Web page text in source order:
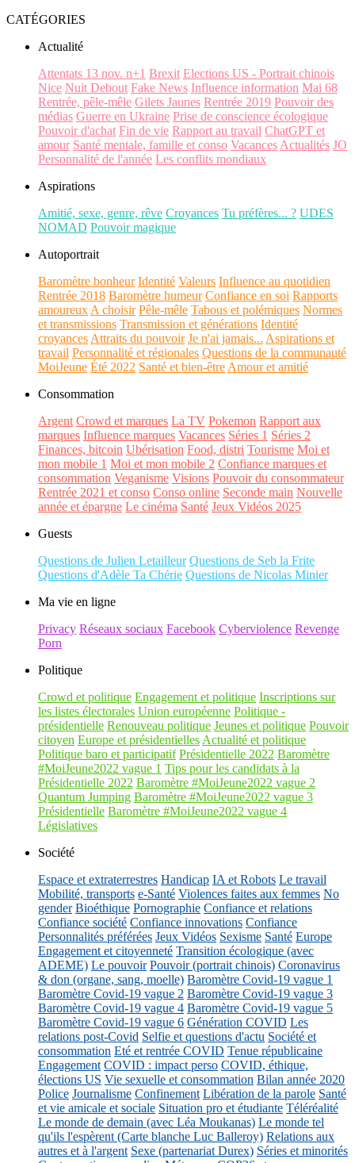
CATÉGORIES
Actualité
Attentats 13 nov. n+1 Brexit Elections US - Portrait chinois
Nice Nuit Debout Fake News Influence information Mai 68
Rentrée, pêle-mêle Gilets Jaunes Rentrée 2019 Pouvoir des
médias Guerre en Ukraine Prise de conscience écologique
Pouvoir d'achat Fin de vie Rapport au travail ChatGPT et
amour Santé mentale, famille et conso Vacances Actualités JO
Personnalité de l'année Les conflits mondiaux
Aspirations
Amitié, sexe, genre, rêve Croyances Tu préfères... ? UDES
NOMAD Pouvoir magique
Autoportrait
Baromètre bonheur Identité Valeurs Influence au quotidien
Rentrée 2018 Baromètre humeur Confiance en soi Rapports
amoureux A choisir Pêle-mêle Tabous et polémiques Normes
et transmissions Transmission et générations Identité
croyances Attraits du pouvoir Je n'ai jamais... Aspirations et
travail Personnalité et régionales Questions de la communauté
MoiJeune Été 2022 Santé et bien-être Amour et amitié
Consommation
Argent Crowd et marques La TV Pokemon Rapport aux
marques Influence marques Vacances Séries 1 Séries 2
Finances, bitcoin Ubérisation Food, distri Tourisme Moi et
mon mobile 1 Moi et mon mobile 2 Confiance marques et
consommation Veganisme Visions Pouvoir du consommateur
Rentrée 2021 et conso Conso online Seconde main Nouvelle
année et épargne Le cinéma Santé Jeux Vidéos 2025
Guests
Questions de Julien Letailleur Questions de Seb la Frite
Questions d'Adèle Ta Chérie Questions de Nicolas Minier
Ma vie en ligne
Privacy Réseaux sociaux Facebook Cyberviolence Revenge
Porn
Politique
Crowd et politique Engagement et politique Inscriptions sur
les listes électorales Union européenne Politique -
présidentielle Renouveau politique Jeunes et politique Pouvoir
citoyen Europe et présidentielles Actualité et politique
Politique baro et participatif Présidentielle 2022 Baromètre
#MoiJeune2022 vague 1 Tips pour les candidats à la
Présidentielle 2022 Baromètre #MoiJeune2022 vague 2
Quantum Jumping Baromètre #MoiJeune2022 vague 3
Présidentielle Baromètre #MoiJeune2022 vague 4
Législatives
Société
Espace et extraterrestres Handicap IA et Robots Le travail
Mobilité, transports e-Santé Violences faites aux femmes No
gender Bioéthique Pornographie Confiance et relations
Confiance société Confiance innovations Confiance
Personnalités préférées Jeux Vidéos Sexisme Santé Europe
Engagement et citoyenneté Transition écologique (avec
ADEME) Le pouvoir Pouvoir (portrait chinois) Coronavirus
& don (organe, sang, moelle) Baromètre Covid-19 vague 1
Baromètre Covid-19 vague 2 Baromètre Covid-19 vague 3
Baromètre Covid-19 vague 4 Baromètre Covid-19 vague 5
Baromètre Covid-19 vague 6 Génération COVID Les
relations post-Covid Selfie et questions d'actu Société et
consommation Eté et rentrée COVID Tenue républicaine
Engagement COVID : impact perso COVID, éthique,
élections US Vie sexuelle et consommation Bilan année 2020
Police Journalisme Confinement Libération de la parole Santé
et vie amicale et sociale Situation pro et étudiante Téléréalité
Le monde de demain (avec Léa Moukanas) Le monde tel
qu'ils l'espèrent (Carte blanche Luc Balleroy) Relations aux
autres et à l'argent Sexe (partenariat Durex) Séries et minorités